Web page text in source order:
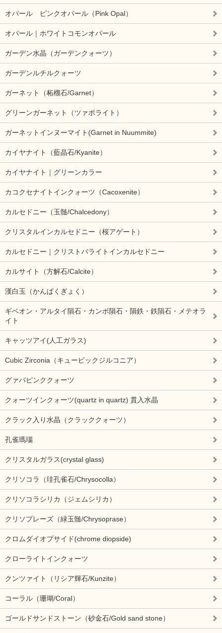
オパール ピンクオパール（Pink Opal）
オパール｜ホワイトコモンオパール
ガーデン水晶（ガーデンクォーツ）
ガーデンルチルクォーツ
ガーネット（柘榴石/Garnet）
グリーンガーネット（ツァボライト）
ガーネットインヌーマイト(Garnet in Nuummite)
カイヤナイト（藍晶石/Kyanite）
カイヤナイト｜グリーンカラー
カコクセナイトインクォーツ（Cacoxenite）
カルセドニー（玉髄/Chalcedony）
クリスタルインカルセドニー（桜アゲート）
カルセドニー｜クリストバライトインカルセドニー
カルサイト（方解石/Calcite）
漢白玉（かんぱくぎょく）
ギベオン・アルタイ隕石・カンボ隕石・隕鉄・鉄隕石・メテオラ
イト
キャッツアイ(人工ガラス)
Cubic Zirconia（キュービックジルコニア）
グァバピンククォーツ
クォーツインクォーツ(quartz in quartz) 貫入水晶
クラック入り水晶（クラッククォーツ）
孔雀瑪瑙
クリスタルガラス(crystal glass)
クリソコラ（珪孔雀石/Chrysocolla）
クリソコラシリカ（ジェムシリカ）
クリソプレーズ（緑玉髄/Chrysoprase）
クロムダイオプサイド(chrome diopside)
クローライトインクォーツ
クンツァイト（リシア輝石/Kunzite）
コーラル（珊瑚/Coral）
ゴールドサンドストーン（砂金石/Gold sand stone）